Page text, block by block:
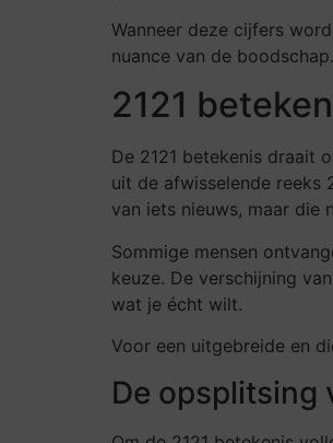
Wanneer deze cijfers
nuance van de boodschap.
2121
De 2121 betekenis draait
uit de afwisselende reeks
van iets nieuws, maar die
Sommige mensen
keuze. De verschijning
wat je écht wilt.
Voor een uitgebreide en
De opsplitsing